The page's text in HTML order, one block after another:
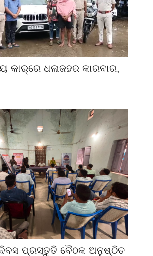
ଧଳାଜହର କାରବାର,
ଦିବସ ପ୍ରସ୍ତୁତି ବୈଠକ ଅନୁଷ୍ଠିତ